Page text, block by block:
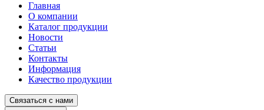
Главная
О компании
Каталог продукции
Новости
Статьи
Контакты
Информация
Качество продукции
Связаться с нами